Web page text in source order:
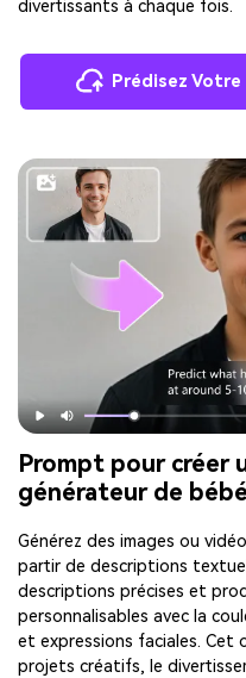
divertissants à chaque fois.
Prédisez
Prompt pour créer
générateur de
Générez des images ou
partir de descriptions
descriptions précises et
personnalisables avec la
et expressions faciales. Cet
projets créatifs, le